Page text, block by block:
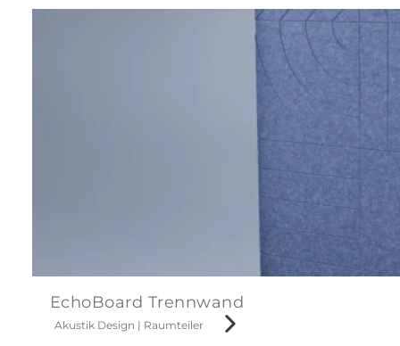
EchoBoard Trennwand
Akustik Design | Raumteiler